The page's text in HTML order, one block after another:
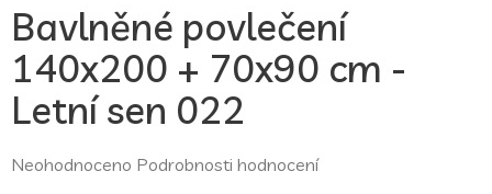
Bavlněné povlečení
140x200 + 70x90 cm -
Letní sen 022
Průměrné
Neohodnoceno Podrobnosti hodnocení